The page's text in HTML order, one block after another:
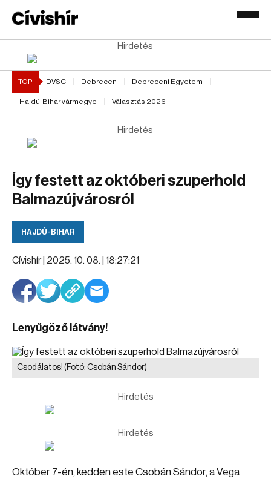
Hirdetés
TOP DVSC Debrecen Debreceni Egyetem
Hajdú-Bihar vármegye Választás 2026
Hirdetés
Így festett az októberi szuperhold
Balmazújvárosról
HAJDÚ-BIHAR
Cívishír | 2025. 10. 08. | 18:27:21
Lenyűgöző látvány!
Csodálatos! (Fotó: Csobán Sándor)
Hirdetés
Hirdetés
Október 7-én, kedden este Csobán Sándor, a Vega